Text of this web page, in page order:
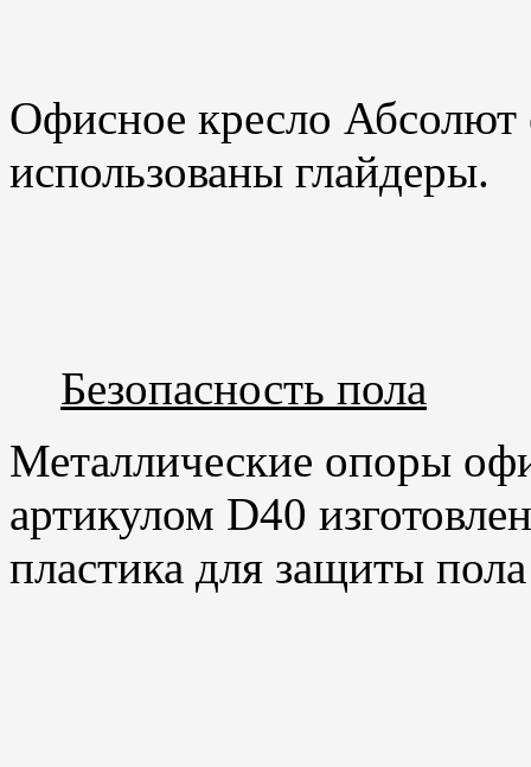
Офисное кресло Абсолют
использованы глайдеры.
Безопасность пола
Металлические опоры
артикулом D40
пластика для защиты